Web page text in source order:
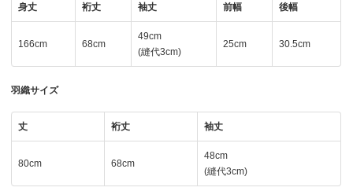
身丈 裄丈 袖丈 前幅 後幅
166cm 68cm
49cm
(縫代3cm)
25cm 30.5cm
羽織サイズ
丈 裄丈 袖丈
80cm 68cm
48cm
(縫代3cm)